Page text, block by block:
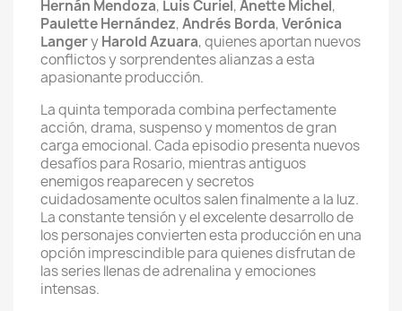
Hernán Mendoza, Luis Curiel,Anette Michel,
Paulette Hernández,Andrés Borda,Verónica
LangeryHarold Azuara, quienes aportan nuevos
conflictos y sorprendentes alianzas a esta
apasionante producción.
La quinta temporada combina perfectamente
acción, drama, suspenso y momentos de gran
carga emocional. Cada episodio presenta nuevos
desafíos para Rosario, mientras antiguos
enemigos reaparecen y secretos
cuidadosamente ocultos salen finalmente a la luz.
La constante tensión y el excelente desarrollo de
los personajes convierten esta producción en una
opción imprescindible para quienes disfrutan de
las series llenas de adrenalina y emociones
intensas.